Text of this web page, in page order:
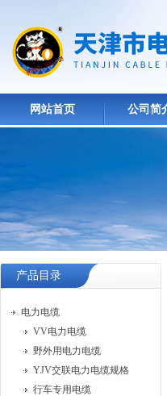
网站首页 公司简
产品目录
电力电缆
VV电力电缆
野外用电力电缆
YJV交联电力电缆规格
行车专用电缆